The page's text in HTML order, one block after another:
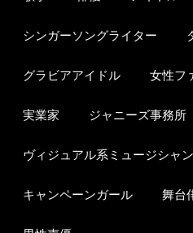
シンガーソングライター
グラビアアイドル 女性フ
実業家 ジャニーズ事務所
ヴィジュアル系ミュージシャン
キャンペーンガール 舞台